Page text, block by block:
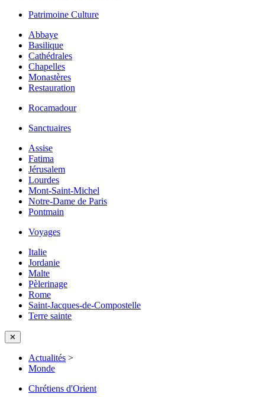
Patrimoine Culture
Abbaye
Basilique
Cathédrales
Chapelles
Monastères
Restauration
Rocamadour
Sanctuaires
Assise
Fatima
Jérusalem
Lourdes
Mont-Saint-Michel
Notre-Dame de Paris
Pontmain
Voyages
Italie
Jordanie
Malte
Pèlerinage
Rome
Saint-Jacques-de-Compostelle
Terre sainte
✕
Actualités >
Monde
Chrétiens d'Orient